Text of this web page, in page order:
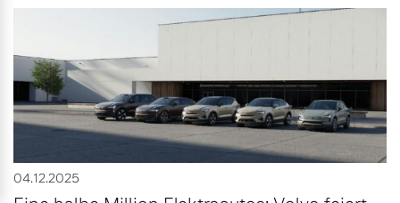
04.12.2025